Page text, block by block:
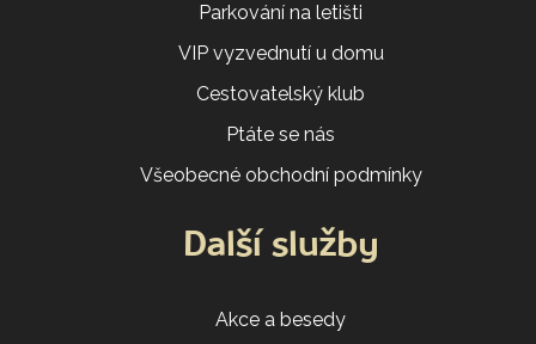
Parkování na letišti
VIP vyzvednutí u domu
Cestovatelský klub
Ptáte se nás
Všeobecné obchodní podmínky
Další služby
Akce a besedy